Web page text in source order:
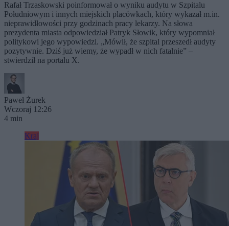
Rafał Trzaskowski poinformował o wyniku audytu w Szpitalu
Południowym i innych miejskich placówkach, który wykazał m.in.
nieprawidłowości przy godzinach pracy lekarzy. Na słowa
prezydenta miasta odpowiedział Patryk Słowik, który wypomniał
politykowi jego wypowiedzi. „Mówił, że szpital przeszedł audyty
pozytywnie. Dziś już wiemy, że wypadł w nich fatalnie” –
stwierdził na portalu X.
Paweł Żurek
Wczoraj 12:26
4 min
Kraj